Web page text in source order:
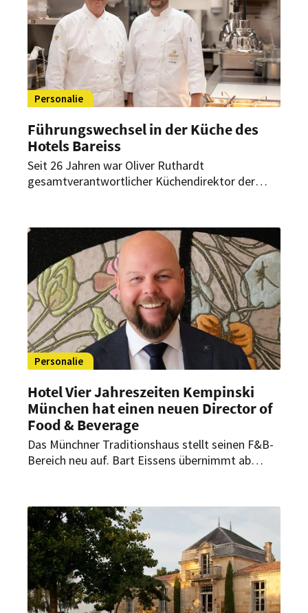
Personalie
Führungswechsel in der Küche des
Hotels Bareiss
Seit 26 Jahren war Oliver Ruthardt
gesamtverantwortlicher Küchendirektor der
übergibt er beide Positionen an seinen
Nachfolger.
Personalie
Hotel Vier Jahreszeiten Kempinski
München hat einen neuen Director of
Food & Beverage
Das Münchner Traditionshaus stellt seinen F&B-
Bereich neu auf. Bart Eissens übernimmt ab
kulinarischen Bereiche des Hauses.